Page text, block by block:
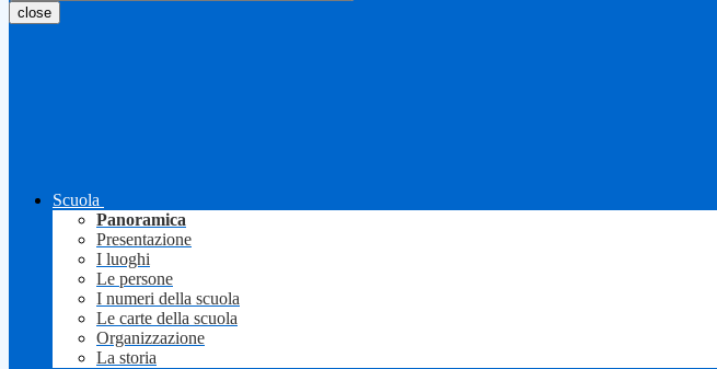
close
Scuola
Panoramica
Presentazione
I luoghi
Le persone
I numeri della scuola
Le carte della scuola
Organizzazione
La storia